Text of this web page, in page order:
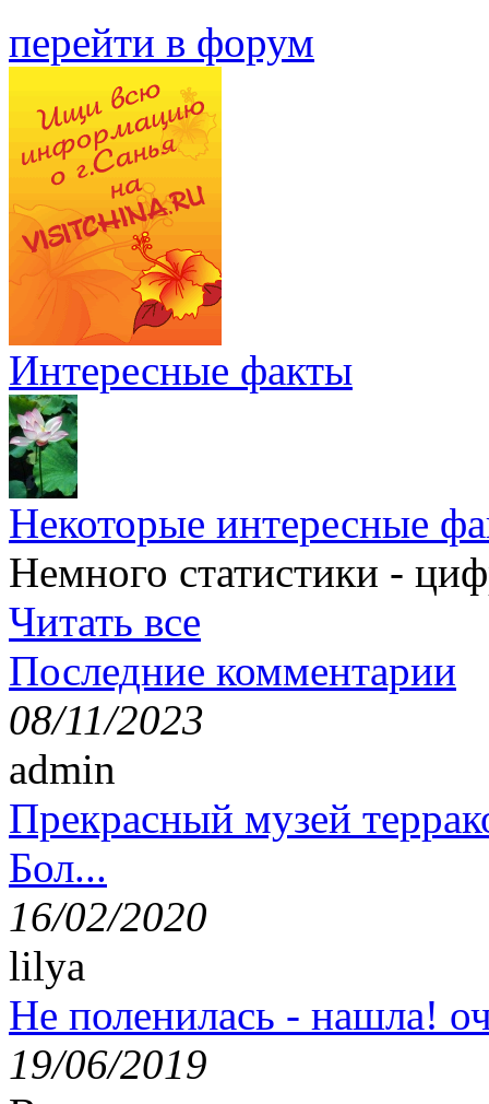
перейти в форум
Интересные факты
Некоторые интересные
Немного статистики -
Читать все
Последние комментарии
08/11/2023
admin
Прекрасный музей
Бол...
16/02/2020
lilya
Не поленилась - нашла!
19/06/2019